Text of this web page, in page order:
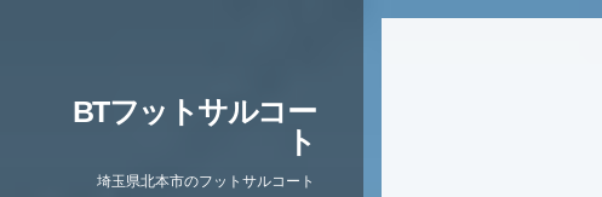
BTフットサルコー
ト
埼玉県北本市のフットサルコート